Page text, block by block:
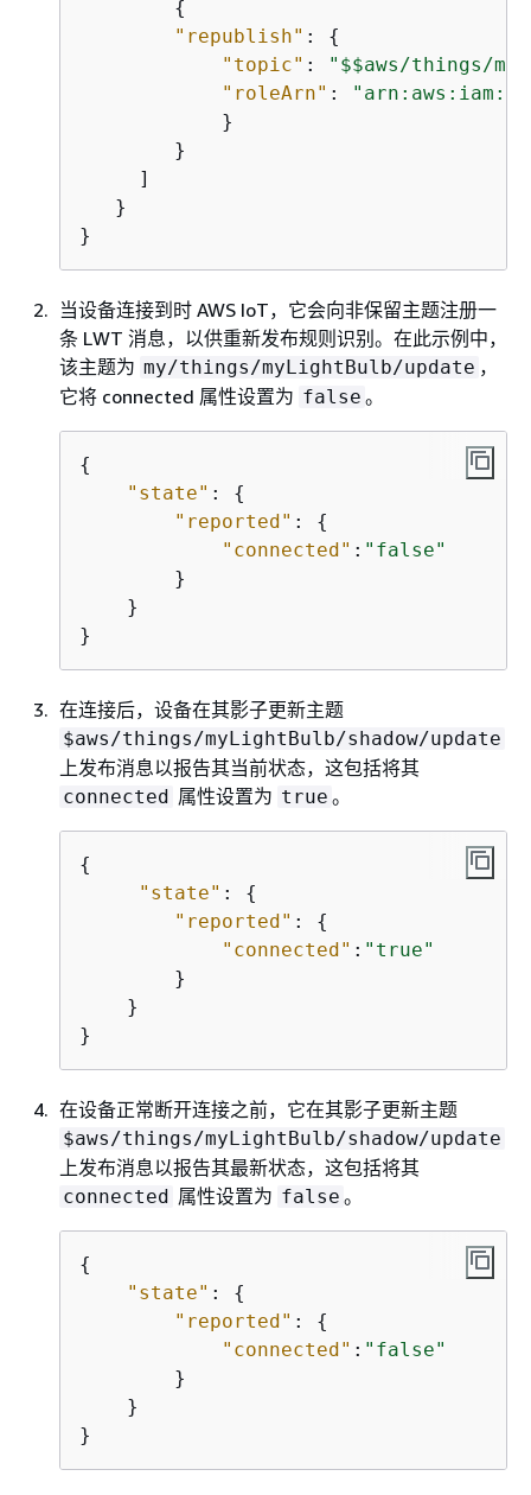
{
"republish" : {
"topic" :
"$$aws/things/
"roleArn" :
            }
        }
     ]
   }
}
当设备连接到时 AWS IoT，它会向非保留主题注册一
条 LWT 消息，以供重新发布规则识别。在此示例中，
该主题为 my/things/myLightBulb/update ，
它将 connected 属性设置为 false 。
{
"state" : {
"reported" : {
"connected" : "false"
        }
    }
}
在连接后，设备在其影子更新主题
$aws/things/myLightBulb/shadow/update
上发布消息以报告其当前状态，这包括将其
connected 属性设置为 true 。
{
"state" : {
"reported" : {
"connected" : "true"
        }
    }
}
在设备正常断开连接之前，它在其影子更新主题
$aws/things/myLightBulb/shadow/update
上发布消息以报告其最新状态，这包括将其
connected 属性设置为 false 。
{
"state" : {
"reported" : {
"connected" : "false"
        }
    }
}